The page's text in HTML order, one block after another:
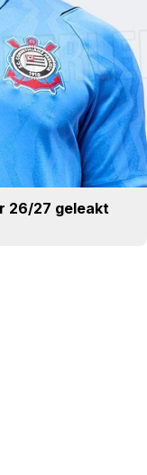
26/27 geleakt